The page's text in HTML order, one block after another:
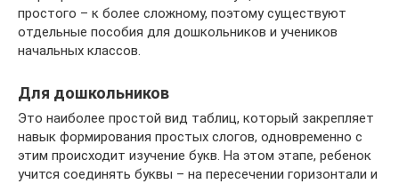
простого – к более сложному, поэтому существуют
отдельные пособия для дошкольников и учеников
начальных классов.
Для дошкольников
Это наиболее простой вид таблиц, который закрепляет
навык формирования простых слогов, одновременно с
этим происходит изучение букв. На этом этапе, ребенок
учится соединять буквы – на пересечении горизонтали и